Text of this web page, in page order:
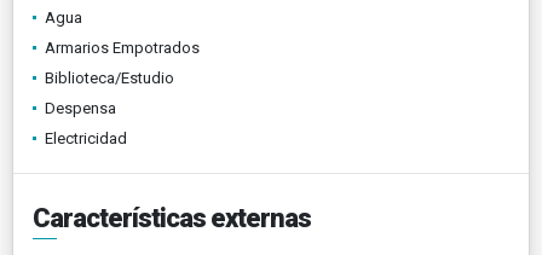
Agua
Armarios Empotrados
Biblioteca/Estudio
Despensa
Electricidad
Características externas